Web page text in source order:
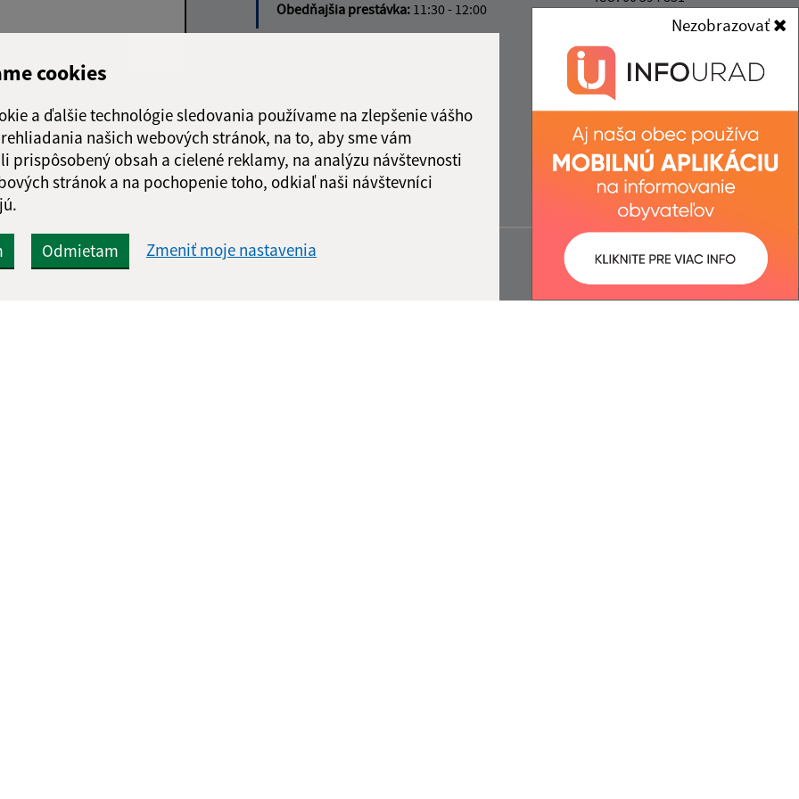
cookies
a ďalšie technológie sledovania používame na zlepšenie vášho
našich webových stránok, na to, aby sme vám
prispôsobený obsah a cielené reklamy, na analýzu návštevnosti
stránok a na pochopenie toho, odkiaľ naši návštevníci
Odmietam Zmeniť moje nastavenia
Nezobrazovať
Google reCaptcha Response
Odoslať správu
Obedňajšia prestávka: 11:30 - 12:00